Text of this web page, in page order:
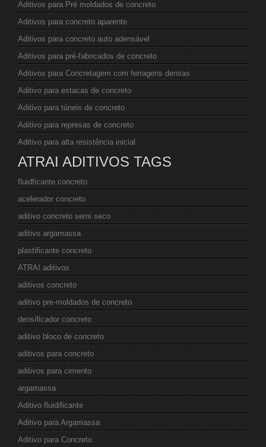
Aditivos para Pré moldados de concreto
Aditivos para concreto aparente
Aditivos para concreto auto adensável
Aditivos para pré-fabricados de concreto
Aditivos para Concretagem com ferragens densas
Aditivo para estacas de concreto
Aditivo para túneis de concreto
Aditivo para represas de concreto
Aditivo para alta resistência inicial
ATRAI ADITIVOS TAGS
fluidficante concreto
acelerador concreto
aditivo concreto semi seco
aditivo argamassa
plastificante concreto
ATRAI aditivos
aditivos concreto
aditivo pre-moldados de concreto
densificador concreto
aditivo bloco de concreto
aditivos para concreto
aditivos para cimento
argamassa
Aditivo fluidificante
Aditivo para Argamassa
Aditivo para Concreto